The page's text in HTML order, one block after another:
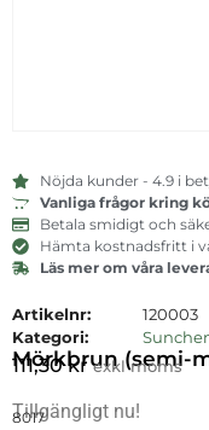
Nöjda kunder - 4.9 i
Vanliga frågor kring
Betala smidigt och
Hämta kostnadsfritt i
Läs mer om våra
Artikelnr:
120003
Kategori:
Mörkbrun (semi-
111,30kr exkl moms
Tillgängligt nu!
8017